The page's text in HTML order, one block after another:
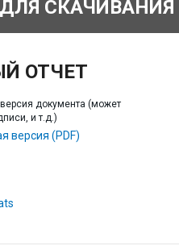
СКАЧИВАНИЯ
ОТЧЕТ
документа (может
и т.д.)
версия (PDF)